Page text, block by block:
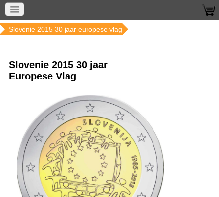
Home
Slovenie 2015 30 jaar europese vlag
Slovenie 2015 30 jaar
Europese Vlag